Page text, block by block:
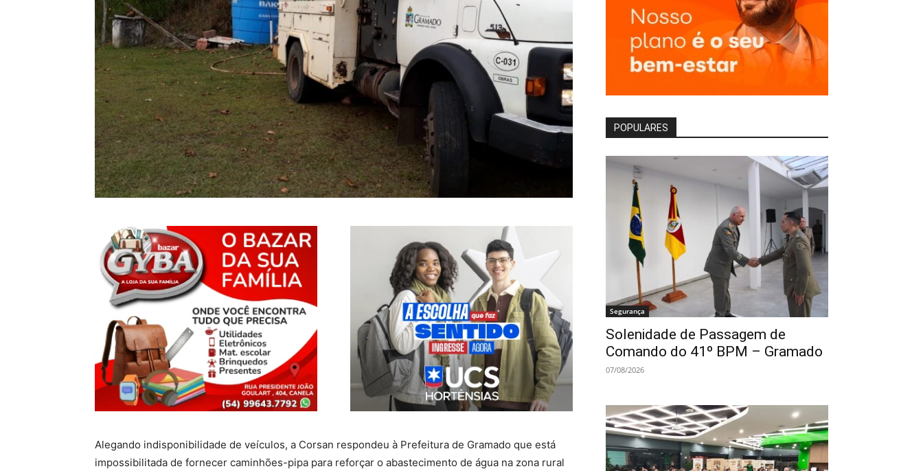
Alegando indisponibilidade de veículos, a Corsan respondeu à Prefeitura de Gramado que está
impossibilitada de fornecer caminhões-pipa para reforçar o abastecimento de água na zona rural
POPULARES
Segurança
Solenidade de Passagem de
Comando do 41º BPM – Gramado
07/08/2026